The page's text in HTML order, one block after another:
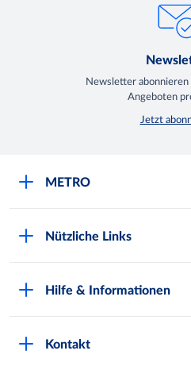
Newsletter
Angeboten
Jetzt
METRO
Presse
Nützliche Links
Hilfe & Informationen
Kontakt